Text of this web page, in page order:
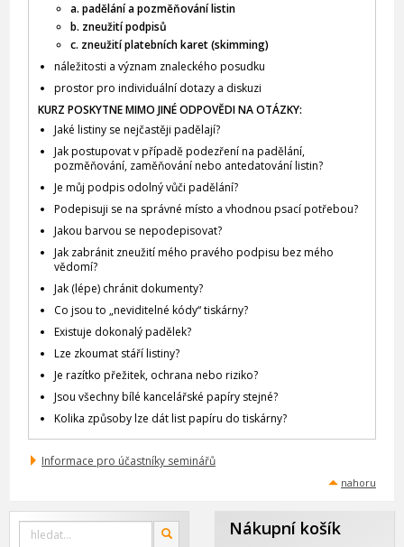
a. padělání a pozměňování listin
b. zneužití podpisů
c. zneužití platebních karet (skimming)
náležitosti a význam znaleckého posudku
prostor pro individuální dotazy a diskuzi
KURZ POSKYTNE MIMO JINÉ ODPOVĚDI NA OTÁZKY:
Jaké listiny se nejčastěji padělají?
Jak postupovat v případě podezření na padělání,
pozměňování, zaměňování nebo antedatování listin?
Je můj podpis odolný vůči padělání?
Podepisuji se na správné místo a vhodnou psací potřebou?
Jakou barvou se nepodepisovat?
Jak zabránit zneužití mého pravého podpisu bez mého
vědomí?
Jak (lépe) chránit dokumenty?
Co jsou to „neviditelné kódy“ tiskárny?
Existuje dokonalý padělek?
Lze zkoumat stáří listiny?
Je razítko přežitek, ochrana nebo riziko?
Jsou všechny bílé kancelářské papíry stejné?
Kolika způsoby lze dát list papíru do tiskárny?
Informace pro účastníky seminářů
nahoru
Vyhledat
OK Nákupní košík